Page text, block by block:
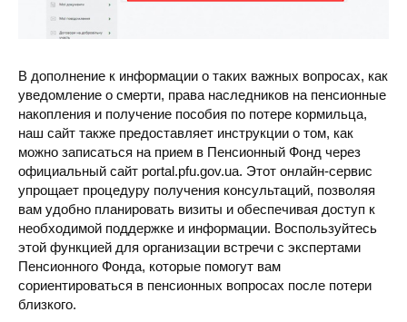
В дополнение к информации о таких важных вопросах, как
уведомление о смерти, права наследников на пенсионные
накопления и получение пособия по потере кормильца,
наш сайт также предоставляет инструкции о том, как
можно записаться на прием в Пенсионный Фонд через
официальный сайт portal.pfu.gov.ua. Этот онлайн-сервис
упрощает процедуру получения консультаций, позволяя
вам удобно планировать визиты и обеспечивая доступ к
необходимой поддержке и информации. Воспользуйтесь
этой функцией для организации встречи с экспертами
Пенсионного Фонда, которые помогут вам
сориентироваться в пенсионных вопросах после потери
близкого.